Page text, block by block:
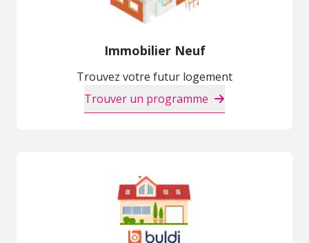
Immobilier Neuf
Trouvez votre futur logement
Trouver un programme